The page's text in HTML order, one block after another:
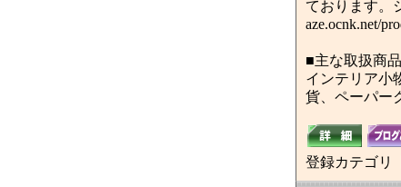
ております。
aze.ocnk.net/
■主な取扱商
インテリア小
貨、ペーパー
登録カテゴリ